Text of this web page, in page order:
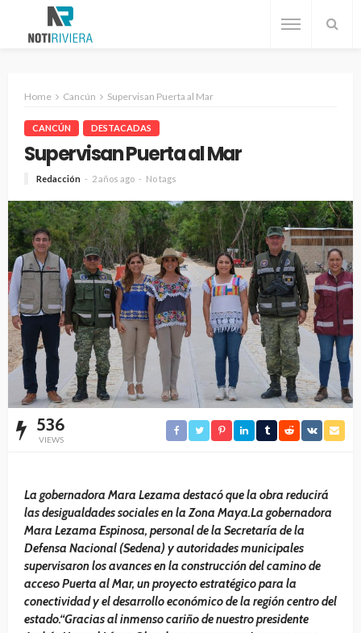
Home Cancún Supervisan Puerta al Mar
CANCÚN DESTACADAS
Supervisan Puerta al Mar
Redacción 2 años ago No tags
536
VIEWS
La gobernadora Mara Lezama destacó que la obra reducirá
las desigualdades sociales en la Zona Maya.La gobernadora
Mara Lezama Espinosa, personal de la Secretaría de la
Defensa Nacional (Sedena) y autoridades municipales
supervisaron los avances en la construcción del camino de
acceso Puerta al Mar, un proyecto estratégico para la
conectividad y el desarrollo económico de la región centro del
estado.“Gracias al inmenso cariño de nuestro presidente